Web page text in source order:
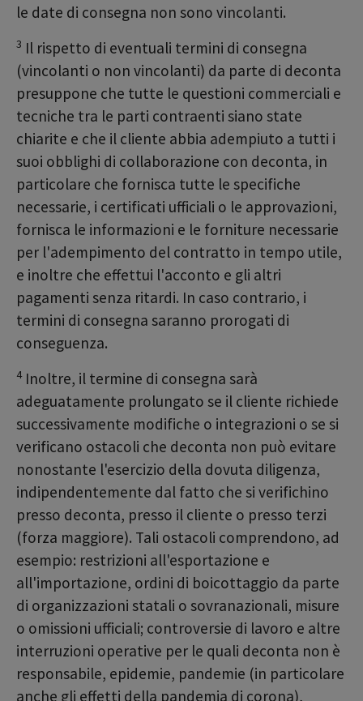
le date di consegna non sono vincolanti.
3 Il rispetto di eventuali termini di consegna
(vincolanti o non vincolanti) da parte di deconta
presuppone che tutte le questioni commerciali e
tecniche tra le parti contraenti siano state
chiarite e che il cliente abbia adempiuto a tutti i
suoi obblighi di collaborazione con deconta, in
particolare che fornisca tutte le specifiche
necessarie, i certificati ufficiali o le approvazioni,
fornisca le informazioni e le forniture necessarie
per l'adempimento del contratto in tempo utile,
e inoltre che effettui l'acconto e gli altri
pagamenti senza ritardi. In caso contrario, i
termini di consegna saranno prorogati di
conseguenza.
4Inoltre, il termine di consegna sarà
adeguatamente prolungato se il cliente richiede
successivamente modifiche o integrazioni o se si
verificano ostacoli che deconta non può evitare
nonostante l'esercizio della dovuta diligenza,
indipendentemente dal fatto che si verifichino
presso deconta, presso il cliente o presso terzi
(forza maggiore). Tali ostacoli comprendono, ad
esempio: restrizioni all'esportazione e
all'importazione, ordini di boicottaggio da parte
di organizzazioni statali o sovranazionali, misure
o omissioni ufficiali; controversie di lavoro e altre
interruzioni operative per le quali deconta non è
responsabile, epidemie, pandemie (in particolare
anche gli effetti della pandemia di corona),